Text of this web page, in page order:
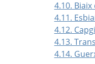
4.10.
4.11.
4.12.
4.13.
4.14.